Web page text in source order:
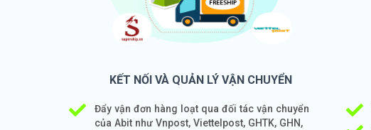
KẾT NỐI VÀ QUẢN LÝ VẬN CHUYỂN
Đẩy vận đơn hàng loạt qua đối tác vận chuyển
của Abit như Vnpost, Viettelpost, GHTK, GHN,